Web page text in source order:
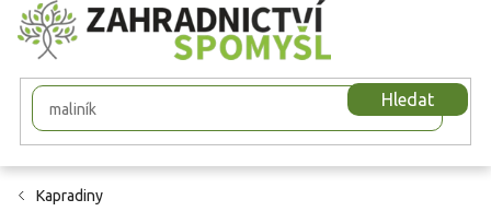
Přejít
na
obsah
Hledat
Kapradiny